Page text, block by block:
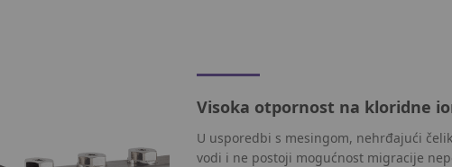
Visoka otpornost na kloridne
U usporedbi s mesingom, nehrđajući
vodi i ne postoji mogućnost migracije